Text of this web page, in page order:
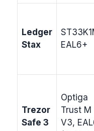
Ledger
Stax
EAL6+
Trezor
Safe 3
Optiga
Trust M
V3,